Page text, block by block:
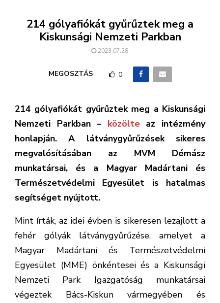
214 gólyafiókát gyűrűztek meg a
Kiskunsági Nemzeti Parkban
2023.07.28.
MEGOSZTÁS 0
214 gólyafiókát gyűrűztek meg a Kiskunsági
Nemzeti Parkban – közölteaz intézmény
honlapján. A látványgyűrűzések sikeres
megvalósításában az MVM Démász
munkatársai, és a Magyar Madártani és
Természetvédelmi Egyesület is hatalmas
segítséget nyújtott.
Mint írták, az idei évben is sikeresen lezajlott a
fehér gólyák látványgyűrűzése, amelyet a
Magyar Madártani és Természetvédelmi
Egyesület (MME) önkéntesei és a Kiskunsági
Nemzeti Park Igazgatóság munkatársai
végeztek Bács-Kiskun vármegyében és